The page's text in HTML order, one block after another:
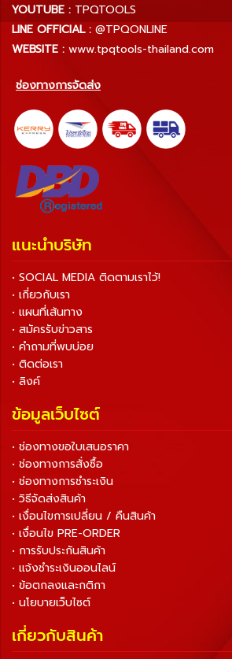
YOUTUBE : TPQTOOLS
LINE OFFICIAL : @TPQONLINE
WEBSITE : www.tpqtools-thailand.com
ช่องทางการจัดส่ง
แนะนำบริษัท
• SOCIAL MEDIA ติดตามเราไว้!
• เกี่ยวกับเรา
• แผนที่เส้นทาง
• สมัครรับข่าวสาร
• คำถามที่พบบ่อย
• ติดต่อเรา
• ลิงค์
ข้อมูลเว็บไซต์
• ช่องทางขอใบเสนอราคา
• ช่องทางการสั่งซื้อ
• ช่องทางการชำระเงิน
• วิธีจัดส่งสินค้า
• เงื่อนไขการเปลี่ยน / คืนสินค้า
• เงื่อนไข PRE-ORDER
• การรับประกันสินค้า
• แจ้งชำระเงินออนไลน์
• ข้อตกลงและกติกา
• นโยบายเว็บไซต์
เกี่ยวกับสินค้า